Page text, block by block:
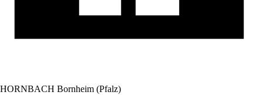
HORNBACH Bornheim (Pfalz)